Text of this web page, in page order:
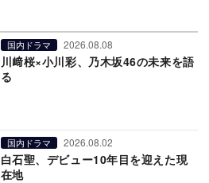
国内ドラマ 2026.08.08
川﨑桜×小川彩、乃木坂46の未来を語
る
国内ドラマ 2026.08.02
白石聖、デビュー10年目を迎えた現
在地